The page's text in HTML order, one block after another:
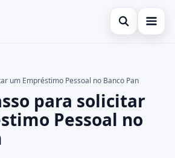
Abrir busca
buscar ou ESC para fechar.
um Empréstimo Pessoal no Banco Pan
para solicitar
Pessoal no